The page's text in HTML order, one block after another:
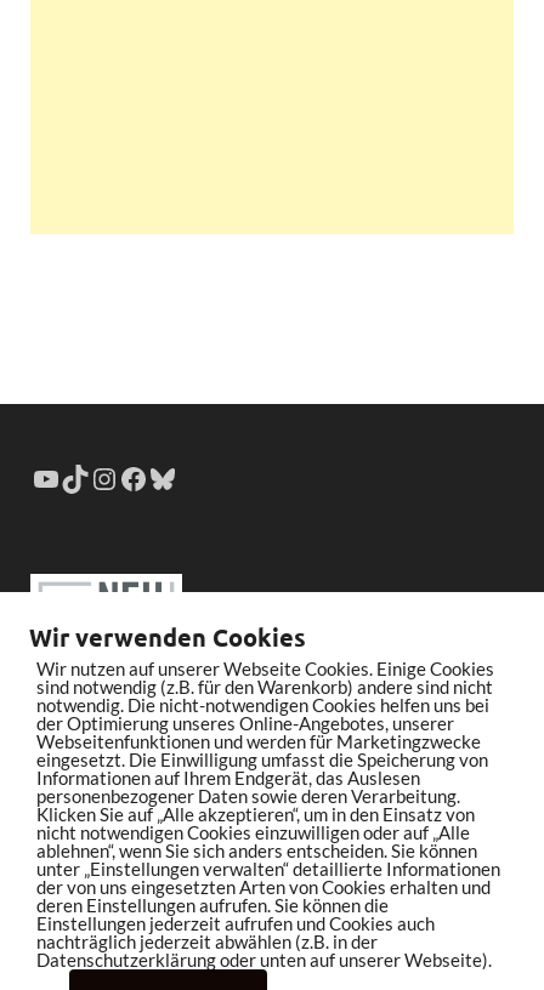
Wir verwenden Cookies
Wir nutzen auf unserer Webseite Cookies. Einige Cookies
sind notwendig (z.B. für den Warenkorb) andere sind nicht
notwendig. Die nicht-notwendigen Cookies helfen uns bei
der Optimierung unseres Online-Angebotes, unserer
Webseitenfunktionen und werden für Marketingzwecke
eingesetzt. Die Einwilligung umfasst die Speicherung von
Informationen auf Ihrem Endgerät, das Auslesen
personenbezogener Daten sowie deren Verarbeitung.
Klicken Sie auf „Alle akzeptieren“, um in den Einsatz von
nicht notwendigen Cookies einzuwilligen oder auf „Alle
ablehnen“, wenn Sie sich anders entscheiden. Sie können
unter „Einstellungen verwalten“ detaillierte Informationen
der von uns eingesetzten Arten von Cookies erhalten und
deren Einstellungen aufrufen. Sie können die
Einstellungen jederzeit aufrufen und Cookies auch
nachträglich jederzeit abwählen (z.B. in der
Datenschutzerklärung oder unten auf unserer Webseite).